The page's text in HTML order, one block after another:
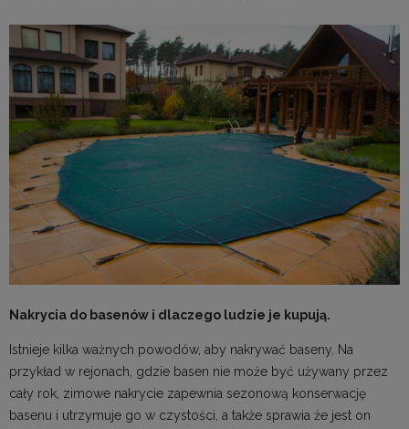
Nakrycia do basenów i dlaczego ludzie je kupują.
Istnieje kilka ważnych powodów, aby nakrywać baseny. Na
przykład w rejonach, gdzie basen nie może być używany przez
cały rok, zimowe nakrycie zapewnia sezonową konserwację
basenu i utrzymuje go w czystości, a także sprawia że jest on